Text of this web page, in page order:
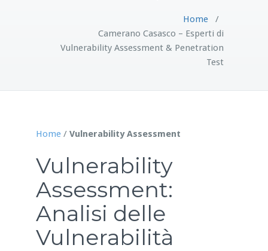
Home/
Camerano Casasco – Esperti di
Vulnerability Assessment & Penetration
Test
Home/ Vulnerability Assessment
Vulnerability
Assessment:
Analisi delle
Vulnerabilità